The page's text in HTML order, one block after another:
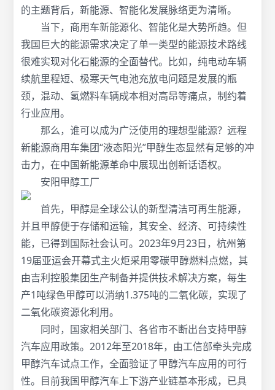
的主题背后，新能源、智能化发展脉络更为清晰。
当下，商用车新能源化、智能化是大势所趋。但
我国巨大的能源需求决定了单一类型的能源技术路线
很难实现对化石能源的全面替代。比如，纯电动车辆
续航里程短、极寒天气电池充放电问题是发展的瓶
颈，混动、氢燃料车辆成本相对高昂等痛点，制约着
行业应用。
那么，谁可以成为广泛使用的理想型能源？远程
新能源商用车集团“液态阳光”甲醇生态显然有足够的冲
击力，在中国新能源革命中展现出创新话语权。
安阳甲醇工厂
首先，甲醇是全球公认的新型清洁可再生能源，
并且甲醇便于存储和运输，其安全、经济、可持续性
能，已得到国际社会认可。2023年9月23日，杭州第
19届亚运会开幕式主火炬采用零碳甲醇燃料点燃，其
由吉利控股集团生产制备并提供技术解决方案，每生
产1吨绿色甲醇可以消纳1.375吨的二氧化碳，实现了
二氧化碳资源化利用。
同时，国家相关部门、各省市不断出台支持甲醇
汽车应用政策。2012年至2018年，由工信部牵头完成
甲醇汽车试点工作，全面验证了甲醇汽车应用的可行
性。目前我国甲醇汽车上下游产业链基本形成，已具